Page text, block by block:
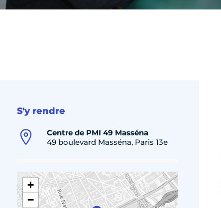
S'y rendre
Centre de PMI 49 Masséna
49 boulevard Masséna, Paris 13e
+
−